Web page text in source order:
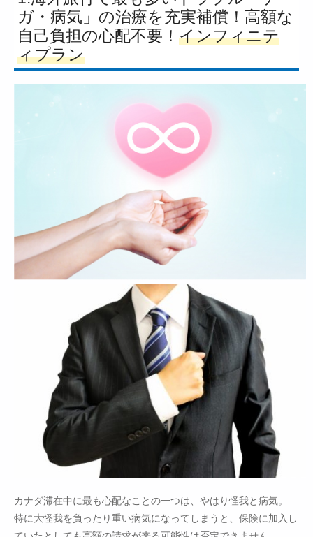
ガ・病気」の治療を充実補償！高額な
自己負担の心配不要！ インフィニテ
ィプラン
カナダ滞在中に最も心配なことの一つは、やはり怪我と病気。
特に大怪我を負ったり重い病気になってしまうと、保険に加入し